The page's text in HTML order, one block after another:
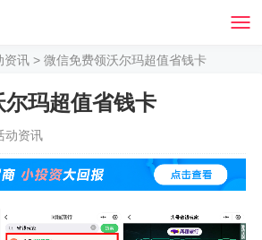
资讯 > 微信免费领沃尔玛超值省钱卡
玛超值省钱卡
动资讯